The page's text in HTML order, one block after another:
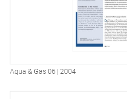
Aqua & Gas 06 | 2004